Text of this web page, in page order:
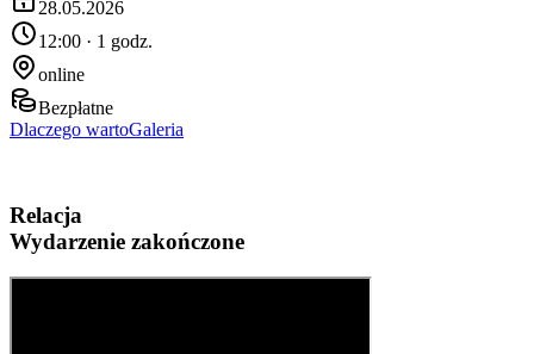
28.05.2026
12:00 · 1 godz.
online
Bezpłatne
Dlaczego wartoGaleria
Relacja
Wydarzenie zakończone